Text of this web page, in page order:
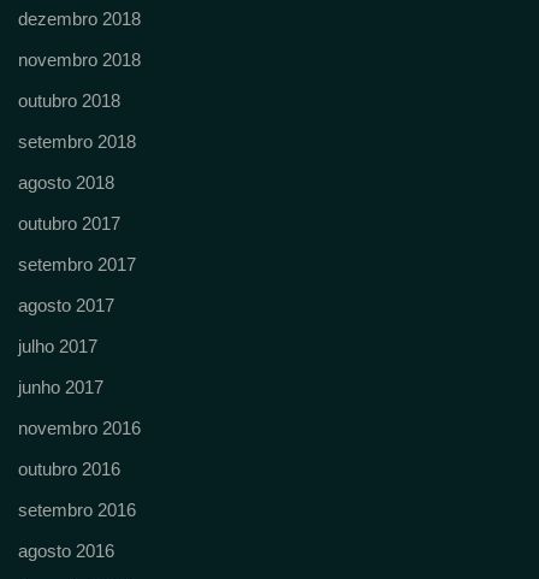
dezembro 2018
novembro 2018
outubro 2018
setembro 2018
agosto 2018
outubro 2017
setembro 2017
agosto 2017
julho 2017
junho 2017
novembro 2016
outubro 2016
setembro 2016
agosto 2016